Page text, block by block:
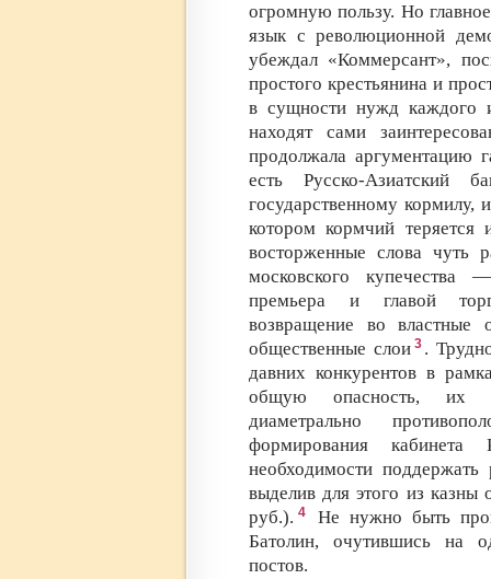
огромную пользу. Но
язык с революционной
убеждал «Коммерсант»,
простого крестьянина и
в сущности нужд каждого
находят сами
продолжала аргументацию
есть Русско-
государственному кормилу,
котором кормчий теряется
восторженные слова чуть
московского купечества
премьера и главой
возвращение во властные
общественные слои 3 .
давних конкурентов в
общую опасность, их
диаметрально
формирования
необходимости
выделив для этого из
руб.). 4
Не нужно быть
Батолин, очутившись на
постов.